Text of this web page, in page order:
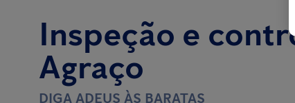
Inspeção e
Agraço
DIGA ADEUS ÀS BARATAS